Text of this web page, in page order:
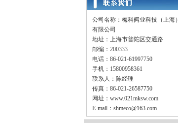
公司名称：梅科阀业科技（上海）
有限公司
地址：上海市普陀区交通路
邮编：200333
电话：86-021-61997750
手机：15800958361
联系人：陈经理
传真：86-021-26587750
网址： www.021mksw.com
E-mail： shmeco@163.com